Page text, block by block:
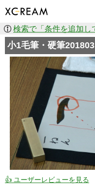
小1毛筆・硬筆201803
👍 ユーザーレビューを見る